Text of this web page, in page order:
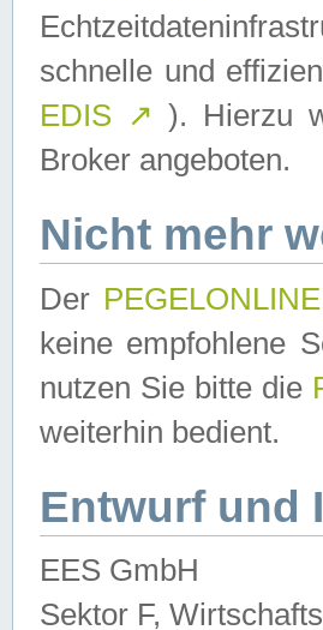
schnelle und
EDIS ↗ ). Hierzu
Broker angeboten.
Nicht mehr
Der
keine empfohlene
nutzen Sie bitte die
weiterhin bedient.
Entwurf und
EES GmbH
Sektor F,